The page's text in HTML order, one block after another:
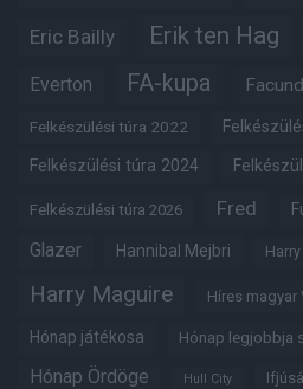
Eric Bailly Erik ten Hag
Everton FA-kupa
Felkészülési túra 2022
Felkészülési túra 2024
Felkészülési túra 2026 Fred
Glazer Hannibal Mejbri
Harry Maguire Híres
Hónap játékosa Hónap legjobbja
Hónap Ördöge Hull City